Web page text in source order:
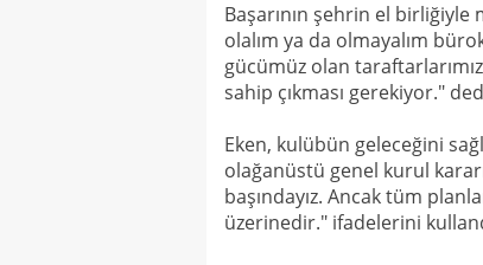
Başarının şehrin el
olalım ya da olmayalım
gücümüz olan
sahip çıkması gerekiyor."
Eken, kulübün geleceğini
olağanüstü genel kurul
başındayız. Ancak tüm
üzerinedir." ifadelerini